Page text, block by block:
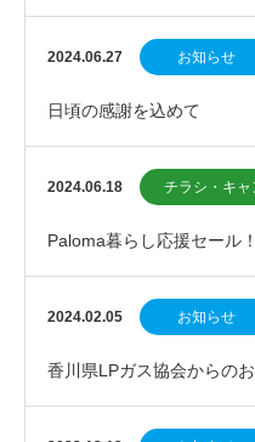
2024.06.27 お知らせ
日頃の感謝を込めて
2024.06.18 チラシ・キ
Paloma暮らし応援セール！
2024.02.05 お知らせ
香川県LPガス協会からの